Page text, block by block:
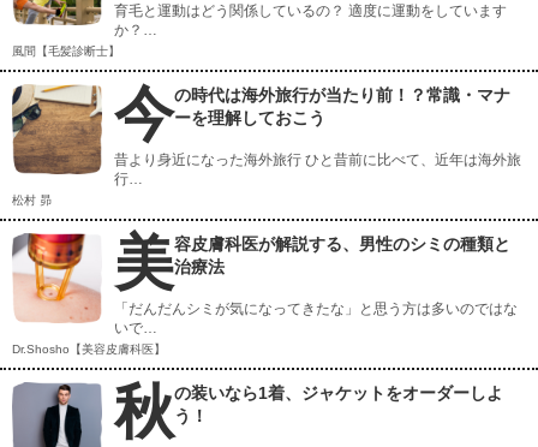
育毛と運動はどう関係しているの？ 適度に運動をしています
か？…
風間【毛髪診断士】
今の時代は海外旅行が当たり前！？常識・マナ
ーを理解しておこう
昔より身近になった海外旅行 ひと昔前に比べて、近年は海外旅
行…
松村 昴
美容皮膚科医が解説する、男性のシミの種類と
治療法
「だんだんシミが気になってきたな」と思う方は多いのではな
いで…
Dr.Shosho【美容皮膚科医】
秋の装いなら1着、ジャケットをオーダーしよ
う！